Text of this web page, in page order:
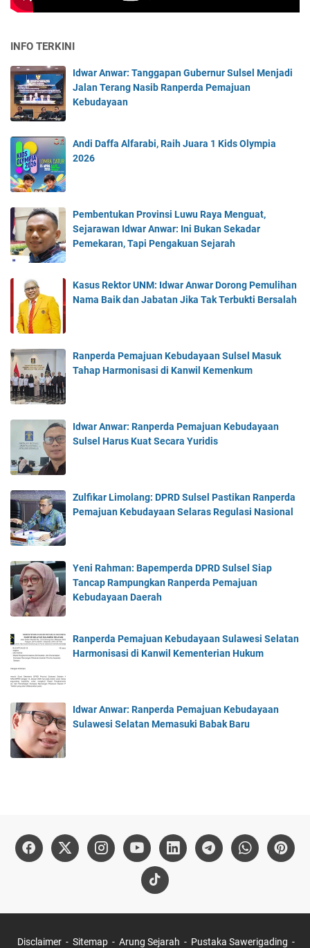
INFO TERKINI
Idwar Anwar: Tanggapan Gubernur Sulsel Menjadi
Jalan Terang Nasib Ranperda Pemajuan
Kebudayaan
Andi Daffa Alfarabi, Raih Juara 1 Kids Olympia
2026
Pembentukan Provinsi Luwu Raya Menguat,
Sejarawan Idwar Anwar: Ini Bukan Sekadar
Pemekaran, Tapi Pengakuan Sejarah
Kasus Rektor UNM: Idwar Anwar Dorong Pemulihan
Nama Baik dan Jabatan Jika Tak Terbukti Bersalah
Ranperda Pemajuan Kebudayaan Sulsel Masuk
Tahap Harmonisasi di Kanwil Kemenkum
Idwar Anwar: Ranperda Pemajuan Kebudayaan
Sulsel Harus Kuat Secara Yuridis
Zulfikar Limolang: DPRD Sulsel Pastikan Ranperda
Pemajuan Kebudayaan Selaras Regulasi Nasional
Yeni Rahman: Bapemperda DPRD Sulsel Siap
Tancap Rampungkan Ranperda Pemajuan
Kebudayaan Daerah
Ranperda Pemajuan Kebudayaan Sulawesi Selatan
Harmonisasi di Kanwil Kementerian Hukum
Idwar Anwar: Ranperda Pemajuan Kebudayaan
Sulawesi Selatan Memasuki Babak Baru
Disclaimer Sitemap Arung Sejarah Pustaka Sawerigading